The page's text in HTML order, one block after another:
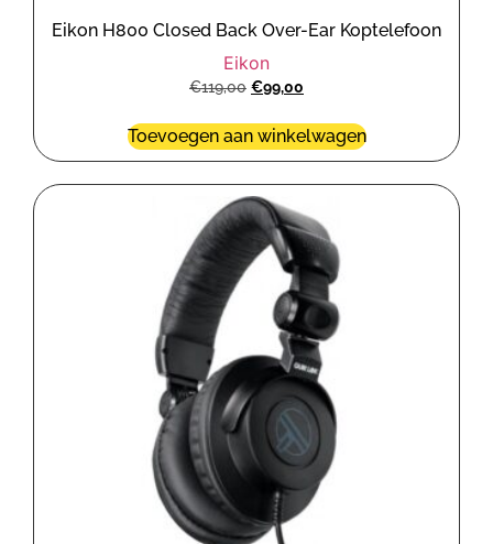
Eikon H800 Closed Back Over-Ear Koptelefoon
Eikon
€119,00 €99,00
Toevoegen aan winkelwagen